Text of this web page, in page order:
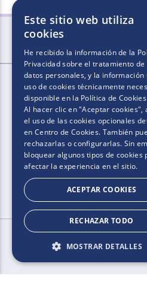
2025​.​​ ​Todos los
Cambiar
Este sitio web utiliza
cookies
He recibido la información de la
Privacidadsobre el tratamiento de
datos personales, y la información
uso de cookies técnicamente
disponible en la Política de Cookies
Al hacer clic en "Aceptar cookies",
el uso de las cookies opcionales
en Centro de Cookies. También
rechazarlas o configurarlas. Sin
bloquear algunos tipos de cookies
afectar la experiencia en el sitio.
ACEPTAR COOKIES
RECHAZAR TODO
MOSTRAR DETALLES